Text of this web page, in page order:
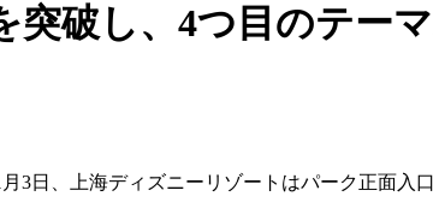
破し、4つ目のテー
3日、上海ディズニーリゾートはパーク正面入